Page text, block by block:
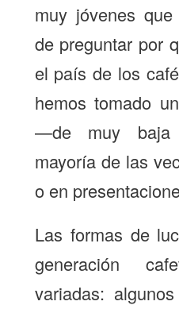
muy jóvenes
de preguntar por
el país de los
hemos tomado
—de muy
mayoría de las
o en
Las formas de
generación
variadas: